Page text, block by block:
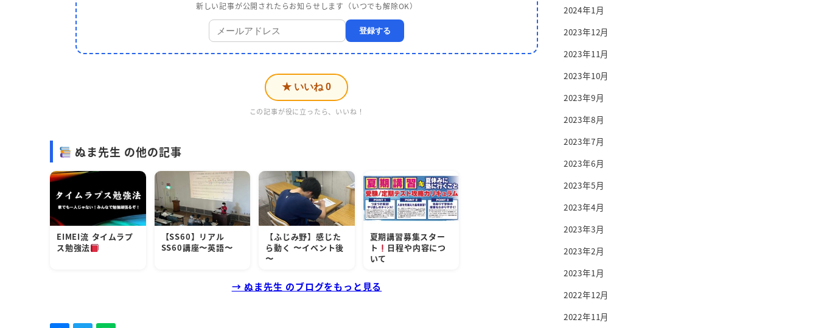
新しい記事が公開されたらお知らせします（いつでも解除OK）
登録する
★ いいね0
この記事が役に立ったら、いいね！
ぬま先生 の他の記事
EIMEI流 タイムラプ
ス勉強法
【SS60】リアル
SS60講座〜英語〜
【ふじみ野】感じた
ら動く 〜イベント後
〜
夏期講習募集スター
ト
日程や内容につ
いて
→ ぬま先生 のブログをもっと見る
2024年1月
2023年12月
2023年11月
2023年10月
2023年9月
2023年8月
2023年7月
2023年6月
2023年5月
2023年4月
2023年3月
2023年2月
2023年1月
2022年12月
2022年11月